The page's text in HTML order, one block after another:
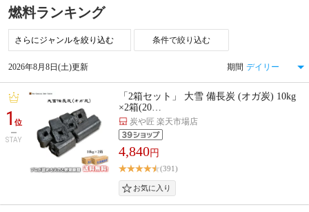
燃料ランキング
条件で絞り込む
2026年8月8日(土)更新 期間
1位
STAY
「2箱セット」 大雪 備長炭 (オガ炭) 10kg
×2箱(20…
炭や匠 楽天市場店
4,840円
(391)